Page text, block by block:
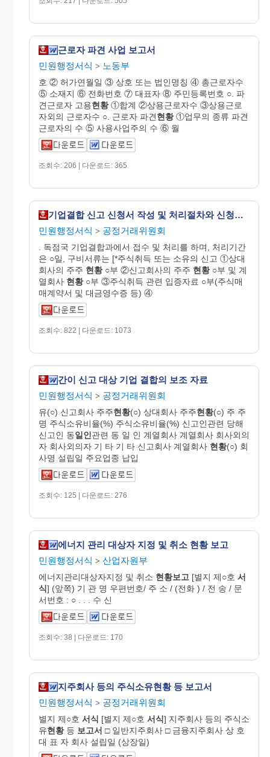
근로자 파견 사업 보고서
민원행정서식 > 노동부
호 ② 허가연월일 ③ 상호 또는 법인명칭 ④ 총근로자수
⑤ 소재지 ⑥ 전화번호 ⑦ 대표자 ⑧ 주민등록번호 ○. 파
견근로자 고용현황①합계 ②상용근로자수 ③상용근로
자외의 근로자수 ○. 근로자 파견현황①업무의 종류 파견
근로자의 수 ⑤ 사용사업주의 수 ⑥ 월
조회수: 206 | 다운로드: 365
기업결합 신고 신청서 작성 및 처리절차와 신청방법
민원행정서식 > 공정거래위원회
. 독점국 기업결합과에서 접수 및 처리를 하며, 처리기간
은 ○일, 구비서류는 [*주식취득 또는 소유의 신고 ①상대
회사의 주주 현황○부 ②신고회사의 주주 현황○부 및 계
열회사 현황○부 ③주식취득 관련 입증자료 ○부(주식매
매계약서 및 대금영수증 등) ④
조회수: 822 | 다운로드: 1073
간이 신고 대상 기업 결합의 보조 자료
민원행정서식 > 공정거래위원회
유(○) 신고회사 주주현황(○) 상대회사 주주현황(○) 주 주
명 주식소유비율(%) 주식소유비율(%) 신고인관련 당해
신고인 동일인관련 동 일 인 계열회사 계열회사 회사외의
자 회사외의자 기 타 기 타 신고회사 계열회사 현황(○) 회
사명 설립일 주요업종 납입
조회수: 125 | 다운로드: 276
에너지 관리 대상자 지정 및 취소 현황 보고
민원행정서식 > 산업자원부
에너지관리대상자지정 및 취소 현황보고 [별지 제○호 서
식] (앞쪽) 기 관 명 우편번호/ 주 소 / (전화 ) / 전 송 / 문
서번호 : ○ . . . 수 신
조회수: 38 | 다운로드: 170
지주회사 등의 주식소유현황 등 보고서
민원행정서식 > 공정거래위원회
별지 제○호 서식 [별지 제○호 서식] 지주회사 등의 주식소
유현황등 보고서 □ 일반지주회사 □ 금융지주회사 상 호
대 표 자 회사 설립일 (상장일)